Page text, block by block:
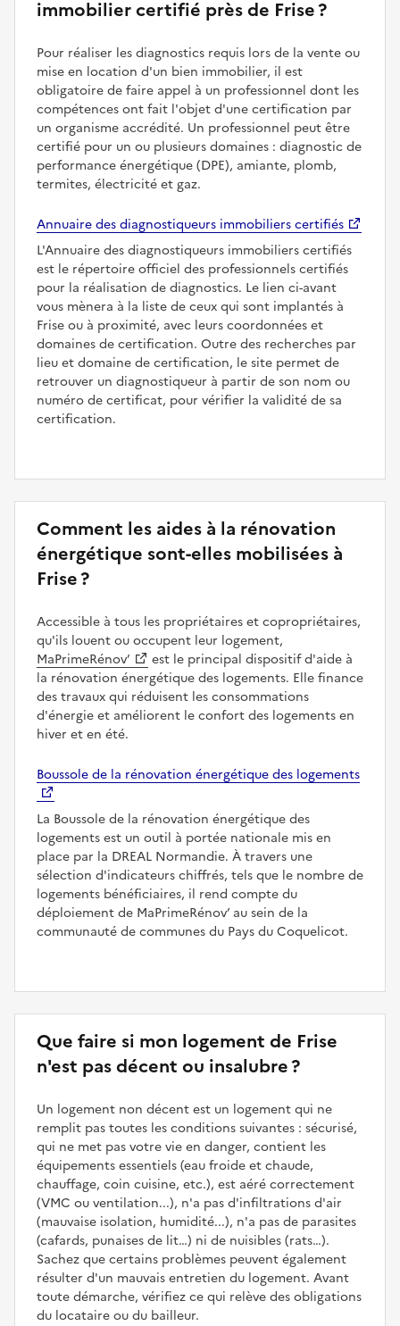
immobilier certifié près de Frise ?
Pour réaliser les diagnostics requis lors de la vente ou
mise en location d'un bien immobilier, il est
obligatoire de faire appel à un professionnel dont les
compétences ont fait l'objet d'une certification par
un organisme accrédité. Un professionnel peut être
certifié pour un ou plusieurs domaines : diagnostic de
performance énergétique (DPE), amiante, plomb,
termites, électricité et gaz.
Annuaire des diagnostiqueurs immobiliers certifiés
L'Annuaire des diagnostiqueurs immobiliers certifiés
est le répertoire officiel des professionnels certifiés
pour la réalisation de diagnostics. Le lien ci-avant
vous mènera à la liste de ceux qui sont implantés à
Frise ou à proximité, avec leurs coordonnées et
domaines de certification. Outre des recherches par
lieu et domaine de certification, le site permet de
retrouver un diagnostiqueur à partir de son nom ou
numéro de certificat, pour vérifier la validité de sa
certification.
Comment les aides à la rénovation
énergétique sont-elles mobilisées à
Frise ?
Accessible à tous les propriétaires et copropriétaires,
qu'ils louent ou occupent leur logement,
MaPrimeRénov’
est le principal dispositif d'aide à
la rénovation énergétique des logements. Elle finance
des travaux qui réduisent les consommations
d'énergie et améliorent le confort des logements en
hiver et en été.
Boussole de la rénovation énergétique des logements
La Boussole de la rénovation énergétique des
logements est un outil à portée nationale mis en
place par la DREAL Normandie. À travers une
sélection d'indicateurs chiffrés, tels que le nombre de
logements bénéficiaires, il rend compte du
déploiement de MaPrimeRénov’ au sein de la
communauté de communes du Pays du Coquelicot.
Que faire si mon logement de Frise
n'est pas décent ou insalubre ?
Un logement non décent est un logement qui ne
remplit pas toutes les conditions suivantes : sécurisé,
qui ne met pas votre vie en danger, contient les
équipements essentiels (eau froide et chaude,
chauffage, coin cuisine, etc.), est aéré correctement
(VMC ou ventilation...), n'a pas d'infiltrations d'air
(mauvaise isolation, humidité...), n'a pas de parasites
(cafards, punaises de lit…) ni de nuisibles (rats…).
Sachez que certains problèmes peuvent également
résulter d'un mauvais entretien du logement. Avant
toute démarche, vérifiez ce qui relève des obligations
du locataire ou du bailleur.